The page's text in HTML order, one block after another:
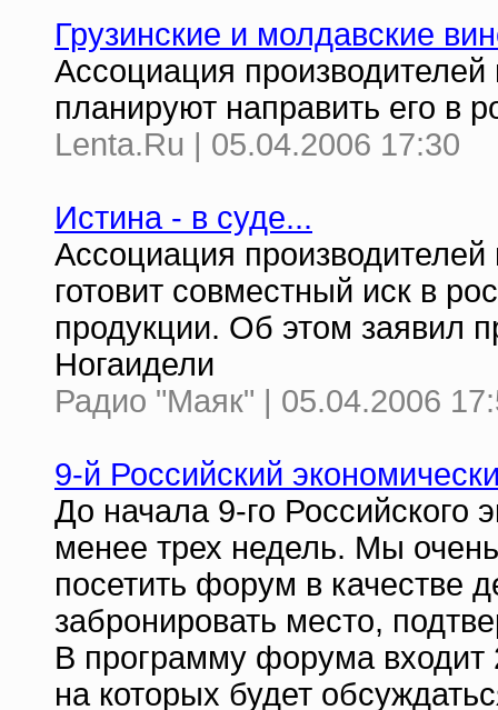
Грузинские и молдавские
Ассоциация
планируют направить его в
Lenta.Ru | 05.04.2006 17:30
Истина - в суде...
Ассоциация
готовит совместный иск в
продукции. Об этом заявил
Ногаидели
Радио "Маяк" | 05.04.2006
9-й Российский
До начала 9-го Российского
менее трех недель. Мы
посетить форум в качестве
забронировать место,
В программу форума входит
на которых будет